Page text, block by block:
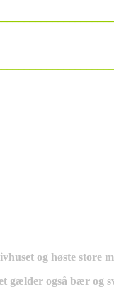
og høste store
gælder også bær og